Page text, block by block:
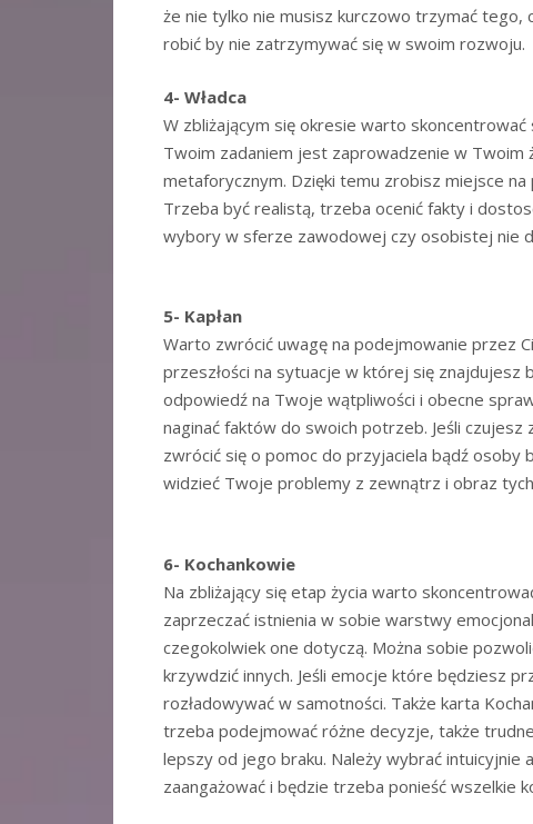
że nie tylko nie musisz kurczowo trzymać tego,
robić by nie zatrzymywać się w swoim rozwoju.
4- Władca
W zbliżającym się okresie warto
Twoim zadaniem jest zaprowadzenie w Twoim
metaforycznym. Dzięki temu zrobisz miejsce
Trzeba być realistą, trzeba ocenić fakty i
wybory w sferze zawodowej czy osobistej nie
5- Kapłan
Warto zwrócić uwagę na podejmowanie przez
przeszłości na sytuacje w której się znajdujesz
odpowiedź na Twoje wątpliwości i obecne
naginać faktów do swoich potrzeb. Jeśli
zwrócić się o pomoc do przyjaciela bądź
widzieć Twoje problemy z zewnątrz i obraz
6- Kochankowie
Na zbliżający się etap życia warto
zaprzeczać istnienia w sobie warstwy
czegokolwiek one dotyczą. Można sobie
krzywdzić innych. Jeśli emocje które będziesz
rozładowywać w samotności. Także karta
trzeba podejmować różne decyzje, także
lepszy od jego braku. Należy wybrać
zaangażować i będzie trzeba ponieść wszelkie